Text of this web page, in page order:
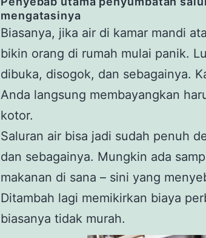
mengatasinya
Biasanya, jika air di kamar mandi
bikin orang di rumah mulai panik.
dibuka, disogok, dan sebagainya.
Anda langsung membayangkan
kotor.
Saluran air bisa jadi sudah penuh
dan sebagainya. Mungkin ada
makanan di sana – sini yang
Ditambah lagi memikirkan biaya
biasanya tidak murah.